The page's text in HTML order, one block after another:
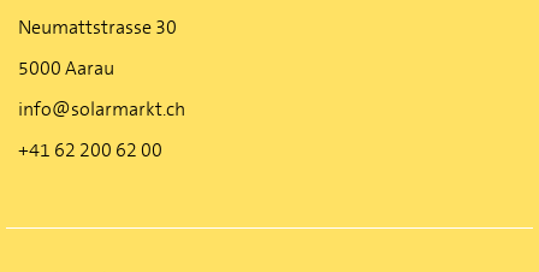
Neumattstrasse 30
5000 Aarau
info@solarmarkt.ch
+41 62 200 62 00